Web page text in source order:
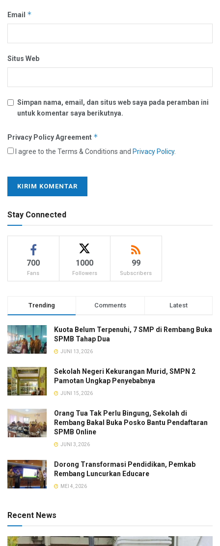
Email *
Situs Web
Simpan nama, email, dan situs web saya pada peramban ini
untuk komentar saya berikutnya.
Privacy Policy Agreement *
I agree to the Terms & Conditions and Privacy Policy.
Stay Connected
700
Fans
1000
Followers
99
Subscribers
Trending Comments Latest
Kuota Belum Terpenuhi, 7 SMP di Rembang Buka
SPMB Tahap Dua
JUNI 13, 2026
Sekolah Negeri Kekurangan Murid, SMPN 2
Pamotan Ungkap Penyebabnya
JUNI 15, 2026
Orang Tua Tak Perlu Bingung, Sekolah di
Rembang Bakal Buka Posko Bantu Pendaftaran
SPMB Online
JUNI 3, 2026
Dorong Transformasi Pendidikan, Pemkab
Rembang Luncurkan Educare
MEI 4, 2026
Recent News